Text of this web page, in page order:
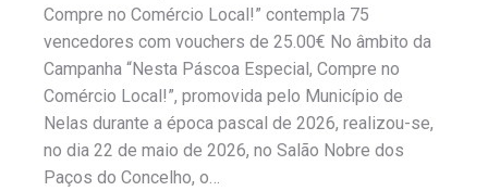
Compre no Comércio Local!” contempla 75
vencedores com vouchers de 25.00€ No âmbito da
Campanha “Nesta Páscoa Especial, Compre no
Comércio Local!”, promovida pelo Município de
Nelas durante a época pascal de 2026, realizou-se,
no dia 22 de maio de 2026, no Salão Nobre dos
Paços do Concelho, o…